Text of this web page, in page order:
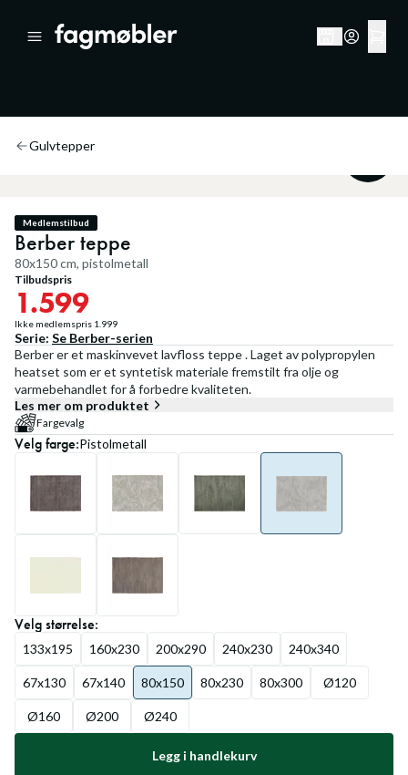
Gulvtepper
Medlemstilbud
Berber teppe
80x150 cm, pistolmetall
Tilbudspris
1.599
Ikke medlemspris 1.999
Serie: Se Berber-serien
Berber er et maskinvevet lavfloss teppe . Laget av polypropylen
heatset som er et syntetisk materiale fremstilt fra olje og
varmebehandlet for å forbedre kvaliteten.
Les mer om produktet
Fargevalg
Velgfarge:Pistolmetall
Velgstørrelse:
133x195 160x230 200x290 240x230 240x340
67x130 67x140 80x150 80x230 80x300 Ø120
Ø160 Ø200 Ø240
Legg i handlekurv